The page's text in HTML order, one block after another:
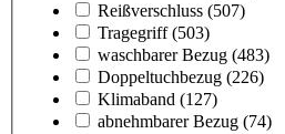
Reißverschluss (507)
Tragegriff (503)
waschbarer Bezug (483)
Doppeltuchbezug (226)
Klimaband (127)
abnehmbarer Bezug (74)